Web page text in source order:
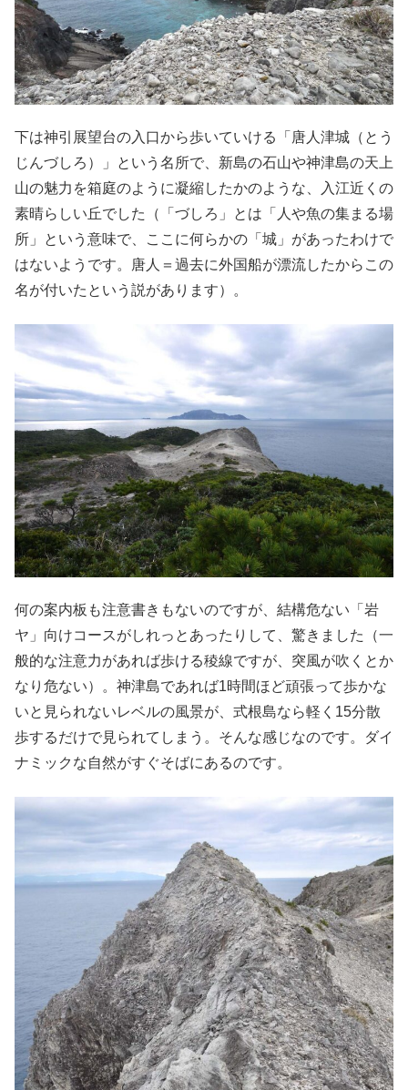
下は神引展望台の入口から歩いていける「唐人津城（とう
じんづしろ）」という名所で、新島の石山や神津島の天上
山の魅力を箱庭のように凝縮したかのような、入江近くの
素晴らしい丘でした（「づしろ」とは「人や魚の集まる場
所」という意味で、ここに何らかの「城」があったわけで
はないようです。唐人＝過去に外国船が漂流したからこの
名が付いたという説があります）。
何の案内板も注意書きもないのですが、結構危ない「岩
ヤ」向けコースがしれっとあったりして、驚きました（一
般的な注意力があれば歩ける稜線ですが、突風が吹くとか
なり危ない）。神津島であれば1時間ほど頑張って歩かな
いと見られないレベルの風景が、式根島なら軽く15分散
歩するだけで見られてしまう。そんな感じなのです。ダイ
ナミックな自然がすぐそばにあるのです。